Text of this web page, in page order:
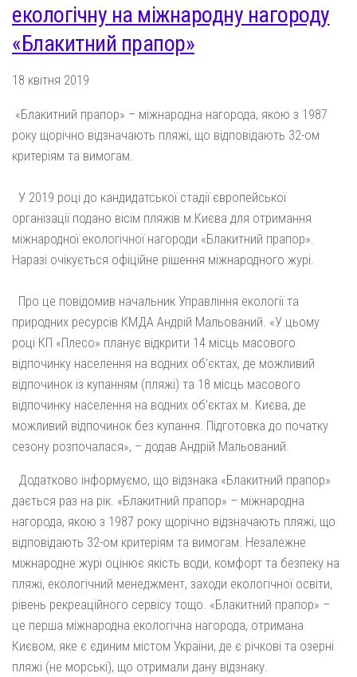
екологічну на міжнародну нагороду
«Блакитний прапор»
18 квітня 2019
«Блакитний прапор» – міжнародна нагорода, якою з 1987
року щорічно відзначають пляжі, що відповідають 32-ом
критеріям та вимогам.
У 2019 році до кандидатської стадії європейської
організації подано вісім пляжів м.Києва для отримання
міжнародної екологічної нагороди «Блакитний прапор».
Наразі очікується офіційне рішення міжнародного журі.
Про це повідомив начальник Управління екології та
природних ресурсів КМДА Андрій Мальований. «У цьому
році КП «Плесо» планує відкрити 14 місць масового
відпочинку населення на водних об’єктах, де можливий
відпочинок із купанням (пляжі) та 18 місць масового
відпочинку населення на водних об’єктах м. Києва, де
можливий відпочинок без купання. Підготовка до початку
сезону розпочалася», – додав Андрій Мальований.
Додатково інформуємо, що відзнака «Блакитний прапор»
дається раз на рік. «Блакитний прапор» – міжнародна
нагорода, якою з 1987 року щорічно відзначають пляжі, що
відповідають 32-ом критеріям та вимогам. Незалежне
міжнародне журі оцінює якість води, комфорт та безпеку на
пляжі, екологічний менеджмент, заходи екологічної освіти,
рівень рекреаційного сервісу тощо. «Блакитний прапор» –
це перша міжнародна екологічна нагорода, отримана
Києвом, яке є єдиним містом України, де є річкові та озерні
пляжі (не морські), що отримали дану відзнаку.